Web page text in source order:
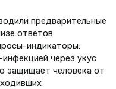
предварительные
ответов
индикаторы:
через укус
защищает человека от